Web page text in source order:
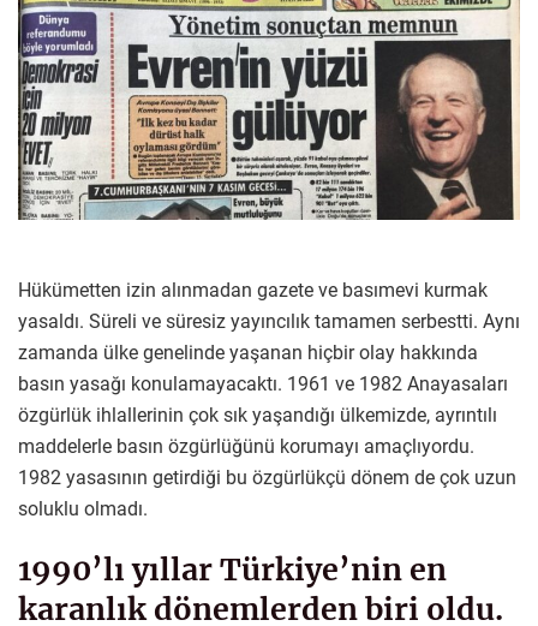
Hükümetten izin alınmadan gazete ve basımevi kurmak
yasaldı. Süreli ve süresiz yayıncılık tamamen serbestti. Aynı
zamanda ülke genelinde yaşanan hiçbir olay hakkında
basın yasağı konulamayacaktı. 1961 ve 1982 Anayasaları
özgürlük ihlallerinin çok sık yaşandığı ülkemizde, ayrıntılı
maddelerle basın özgürlüğünü korumayı amaçlıyordu.
1982 yasasının getirdiği bu özgürlükçü dönem de çok uzun
soluklu olmadı.
1990’lı yıllar Türkiye’nin en
karanlık dönemlerden biri oldu.